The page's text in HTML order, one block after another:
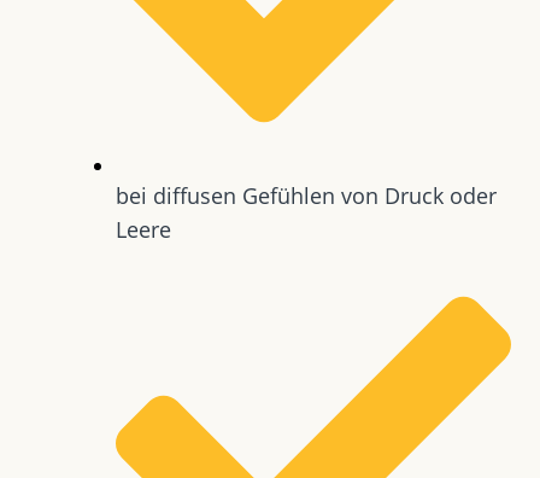
bei diffusen Gefühlen von Druck oder
Leere